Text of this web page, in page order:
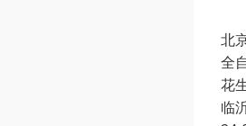
北
全
花
临